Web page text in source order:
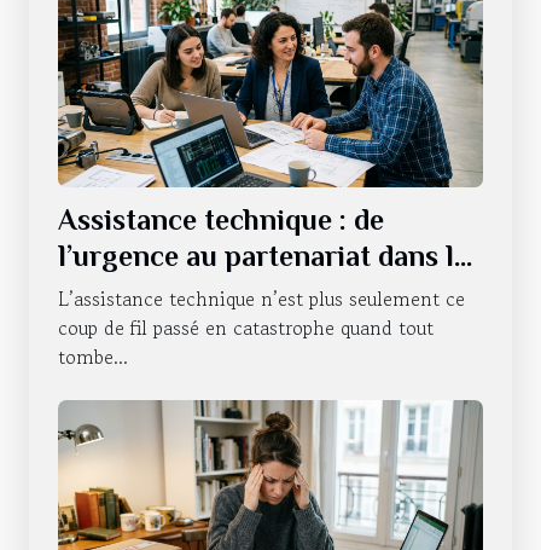
Assistance technique : de
l’urgence au partenariat dans la
durée
L’assistance technique n’est plus seulement ce
coup de fil passé en catastrophe quand tout
tombe...